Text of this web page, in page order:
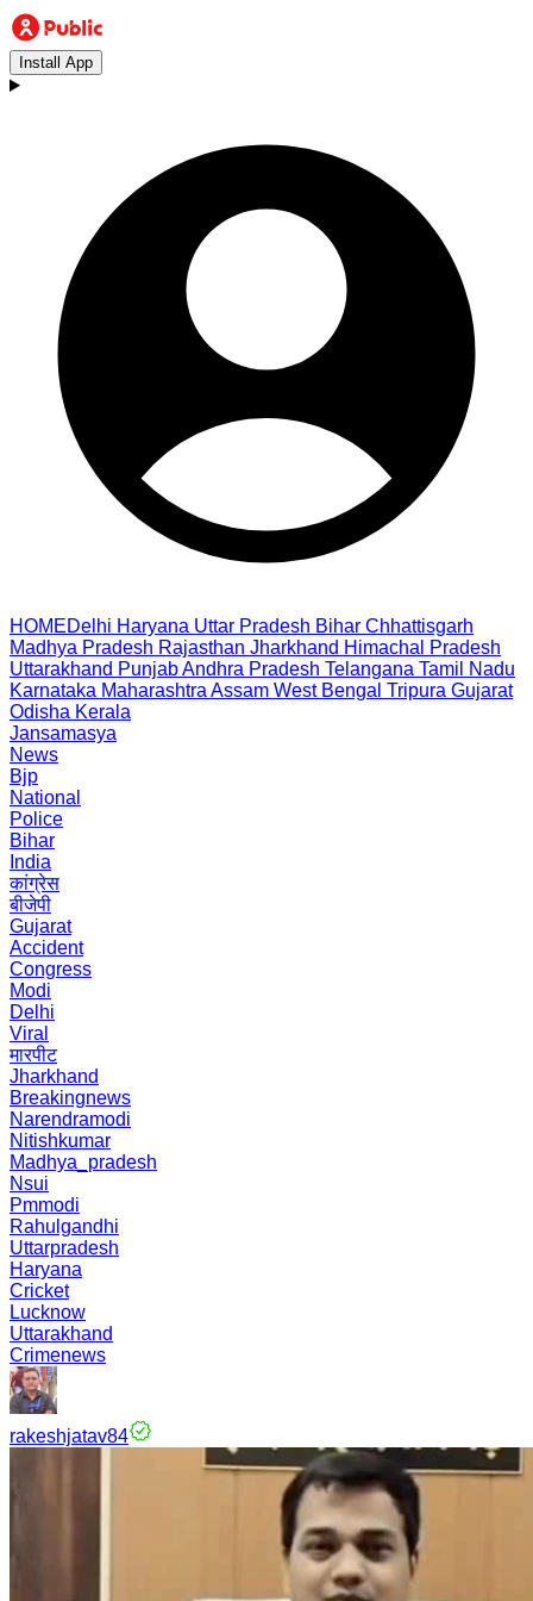
Install App
HOMEDelhi Haryana Uttar Pradesh Bihar Chhattisgarh
Madhya Pradesh Rajasthan Jharkhand Himachal Pradesh
Uttarakhand PunjabAndhra Pradesh Telangana Tamil Nadu
Karnataka Maharashtra Assam West Bengal Tripura Gujarat
Odisha Kerala
Jansamasya
News
Bjp
National
Police
Bihar
India
कांग्रेस
बीजेपी
Gujarat
Accident
Congress
Modi
Delhi
Viral
मारपीट
Jharkhand
Breakingnews
Narendramodi
Nitishkumar
Madhya_pradesh
Nsui
Pmmodi
Rahulgandhi
Uttarpradesh
Haryana
Cricket
Lucknow
Uttarakhand
Crimenews
rakeshjatav84